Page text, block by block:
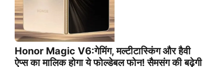
Honor Magic V6:गेमिंग, मल्टीटास्किंग और हैवी
ऐप्स का मालिक होगा ये फोल्डेबल फोन! सैमसंग की बढ़ेगी